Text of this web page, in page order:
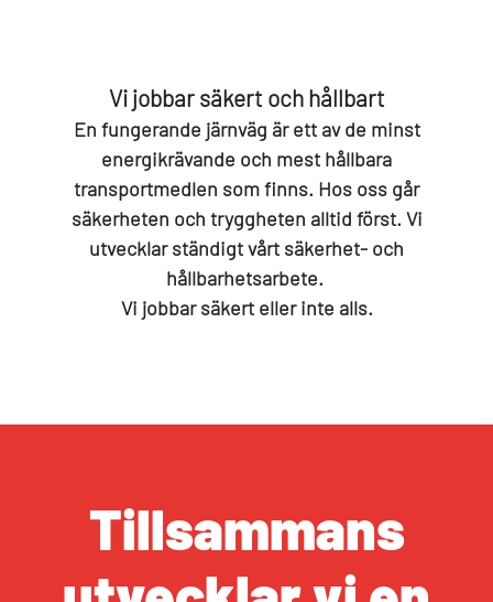
Vi jobbar säkert och hållbart
En fungerande järnväg är ett av de minst
energikrävande och mest hållbara
transportmedlen som finns. Hos oss går
säkerheten och tryggheten alltid först. Vi
utvecklar ständigt vårt säkerhet- och
hållbarhetsarbete.
Vi jobbar säkert eller inte alls.
Tillsammans